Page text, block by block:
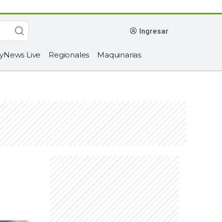
ingresar
Live Regionales Maquinarias